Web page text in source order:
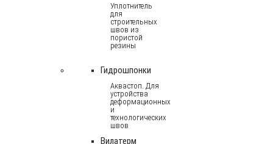
Уплотнитель
для
строительных
швов из
пористой
резины
Гидрошпонки
Аквастоп. Для
устройства
деформационных
и
технологических
швов
Вилатерм